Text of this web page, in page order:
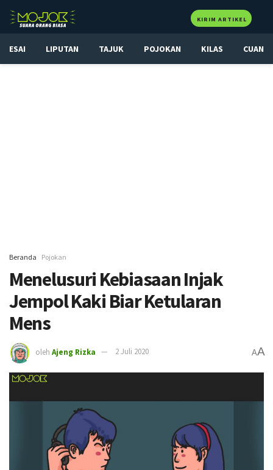
KIRIM ARTIKEL
ESAI LIPUTAN TAJUK POJOKAN KILAS CUAN
Beranda Pojokan
Menelusuri Kebiasaan Injak
Jempol Kaki Biar Ketularan
Mens
oleh Ajeng Rizka 2 Juli 2020 AA